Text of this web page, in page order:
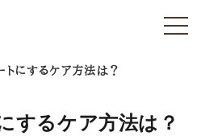
トにするケア方法は？
するケア方法は？